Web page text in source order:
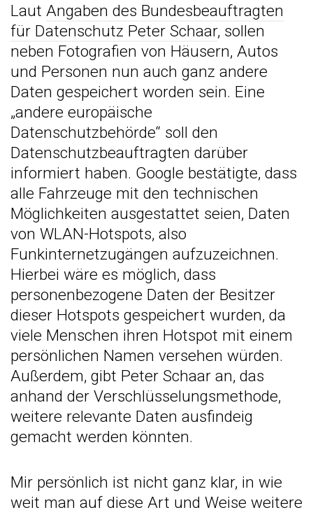
Laut Angaben des Bundesbeauftragten
für Datenschutz Peter Schaar, sollen
neben Fotografien von Häusern, Autos
und Personen nun auch ganz andere
Daten gespeichert worden sein. Eine
„andere europäische
Datenschutzbehörde“ soll den
Datenschutzbeauftragten darüber
informiert haben. Google bestätigte, dass
alle Fahrzeuge mit den technischen
Möglichkeiten ausgestattet seien, Daten
von WLAN-Hotspots, also
Funkinternetzugängen aufzuzeichnen.
Hierbei wäre es möglich, dass
personenbezogene Daten der Besitzer
dieser Hotspots gespeichert wurden, da
viele Menschen ihren Hotspot mit einem
persönlichen Namen versehen würden.
Außerdem, gibt Peter Schaar an, das
anhand der Verschlüsselungsmethode,
weitere relevante Daten ausfindeig
gemacht werden könnten.
Mir persönlich ist nicht ganz klar, in wie
weit man auf diese Art und Weise weitere